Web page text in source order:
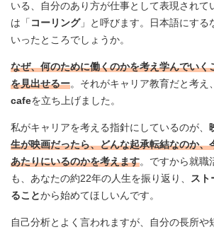
いる、自分のあり方が仕事として表現されて
は「コーリング」と呼びます。日本語にする
いったところでしょうか。
なぜ、何のために働くのかを考え学んでいく
を見出せるー。それがキャリア教育だと考え
cafeを立ち上げました。
私がキャリアを考える指針にしているのが、
生が映画だったら、どんな起承転結なのか、
あたりにいるのかを考えます。ですから就職
も、あなたの約22年の人生を振り返り、
スト
ることから始めてほしいんです。
自己分析とよく言われますが、自分の長所や